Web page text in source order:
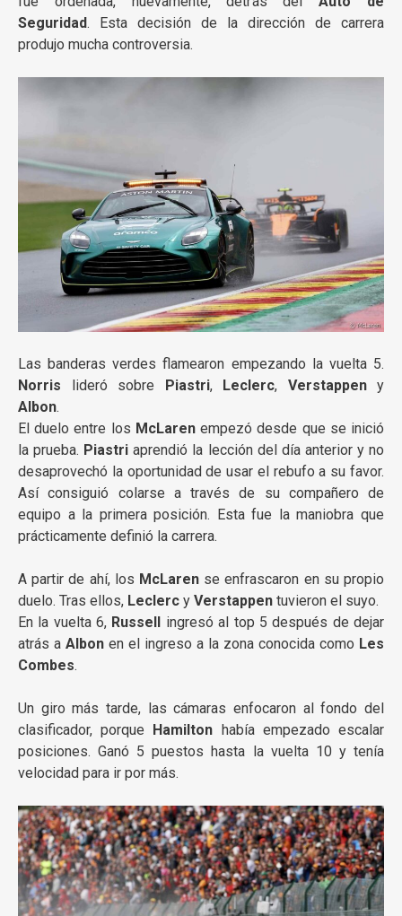
Seguridad. Esta decisión de la dirección de carrera
produjo mucha controversia.
Las banderas verdes flamearon empezando la vuelta 5.
Norris lideró sobre Piastri, Leclerc, Verstappeny
Albon.
El duelo entre los McLarenempezó desde que se inició
la prueba. Piastri aprendió la lección del día anterior y no
desaprovechó la oportunidad de usar el rebufo a su favor.
Así consiguió colarse a través de su compañero de
equipo a la primera posición. Esta fue la maniobra que
prácticamente definió la carrera.
A partir de ahí, los McLaren se enfrascaron en su propio
duelo. Tras ellos, Leclerc y Verstappen tuvieron el suyo.
En la vuelta 6, Russell ingresó al top 5 después de dejar
atrás a Albon en el ingreso a la zona conocida como Les
Combes.
Un giro más tarde, las cámaras enfocaron al fondo del
clasificador, porque Hamilton había empezado escalar
posiciones. Ganó 5 puestos hasta la vuelta 10 y tenía
velocidad para ir por más.